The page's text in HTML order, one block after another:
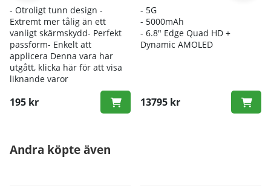
- Otroligt tunn design -
Extremt mer tålig än ett
vanligt skärmskydd- Perfekt
passform- Enkelt att
applicera Denna vara har
utgått, klicka här för att visa
liknande varor
195 kr
- 5G
- 5000mAh
- 6.8" Edge Quad HD +
Dynamic AMOLED
13795 kr
Andra köpte även